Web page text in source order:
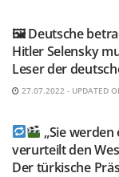
🖼 Deutsche
Hitler Selensky
Leser der
27.07.2022 - UPDATED
„Sie
verurteilt den
Der türkische